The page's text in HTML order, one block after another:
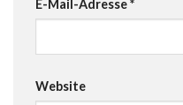
E-Mail-Adresse*
Website